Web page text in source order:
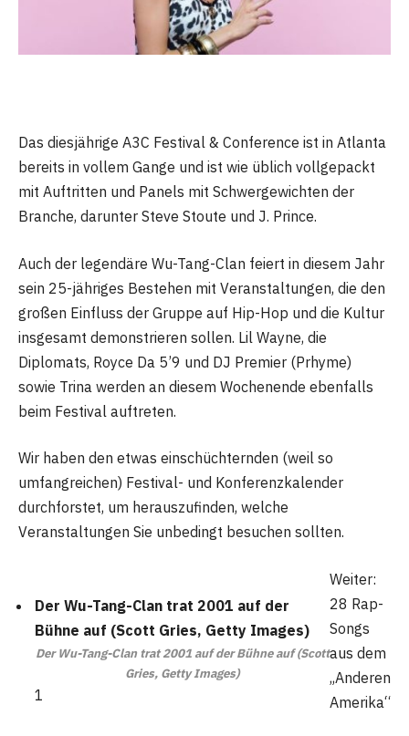
Das diesjährige A3C Festival & Conference ist in Atlanta
bereits in vollem Gange und ist wie üblich vollgepackt
mit Auftritten und Panels mit Schwergewichten der
Branche, darunter Steve Stoute und J. Prince.
Auch der legendäre Wu-Tang-Clan feiert in diesem Jahr
sein 25-jähriges Bestehen mit Veranstaltungen, die den
großen Einfluss der Gruppe auf Hip-Hop und die Kultur
insgesamt demonstrieren sollen. Lil Wayne, die
Diplomats, Royce Da 5’9 und DJ Premier (Prhyme)
sowie Trina werden an diesem Wochenende ebenfalls
beim Festival auftreten.
Wir haben den etwas einschüchternden (weil so
umfangreichen) Festival- und Konferenzkalender
durchforstet, um herauszufinden, welche
Veranstaltungen Sie unbedingt besuchen sollten.
Der Wu-Tang-Clan trat 2001 auf der
Bühne auf (Scott Gries, Getty Images)
Der Wu-Tang-Clan trat 2001 auf der Bühne auf (Scott
Gries, Getty Images)
1
Weiter:
28 Rap-
Songs
aus dem
„Anderen
Amerika“